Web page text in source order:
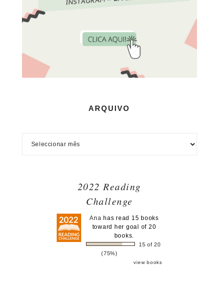
ARQUIVO
2022 Reading
Challenge
Ana has read 15 books
toward her goal of 20
books.
15 of 20
(75%)
view books